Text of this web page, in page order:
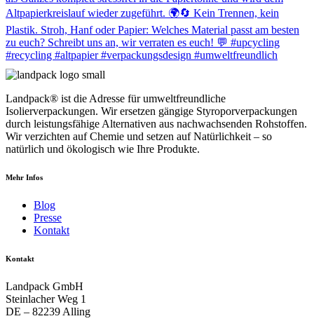
Landpack® ist die Adresse für umweltfreundliche
Isolierverpackungen. Wir ersetzen gängige Styroporverpackungen
durch leistungsfähige Alternativen aus nachwachsenden Rohstoffen.
Wir verzichten auf Chemie und setzen auf Natürlichkeit – so
natürlich und ökologisch wie Ihre Produkte.
Mehr Infos
Blog
Presse
Kontakt
Kontakt
Landpack GmbH
Steinlacher Weg 1
DE – 82239 Alling